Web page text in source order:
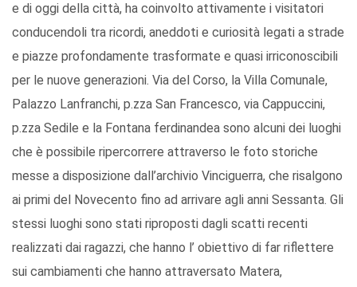
e di oggi della città, ha coinvolto attivamente i visitatori
conducendoli tra ricordi, aneddoti e curiosità legati a strade
e piazze profondamente trasformate e quasi irriconoscibili
per le nuove generazioni. Via del Corso, la Villa Comunale,
Palazzo Lanfranchi, p.zza San Francesco, via Cappuccini,
p.zza Sedile e la Fontana ferdinandea sono alcuni dei luoghi
che è possibile ripercorrere attraverso le foto storiche
messe a disposizione dall’archivio Vinciguerra, che risalgono
ai primi del Novecento fino ad arrivare agli anni Sessanta. Gli
stessi luoghi sono stati riproposti dagli scatti recenti
realizzati dai ragazzi, che hanno l’ obiettivo di far riflettere
sui cambiamenti che hanno attraversato Matera,